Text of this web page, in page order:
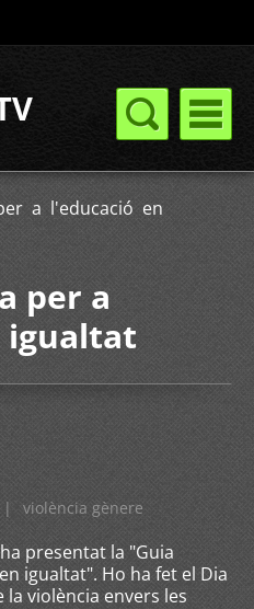
a l'educació en
per a
igualtat
| violència gènere
presentat la "Guia
igualtat". Ho ha fet el Dia
violència envers les